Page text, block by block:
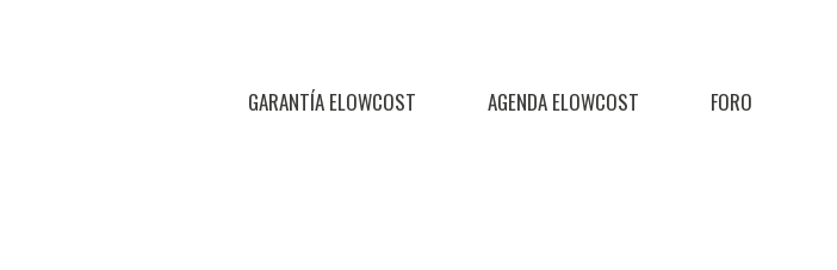
GARANTÍA ELOWCOST AGENDA ELOWCOST FORO